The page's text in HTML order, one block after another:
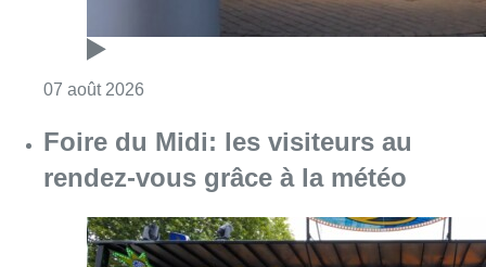
07 août 2026
Foire du Midi: les visiteurs au
rendez-vous grâce à la météo